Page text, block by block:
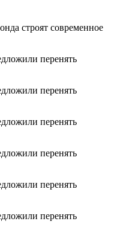
строят современное